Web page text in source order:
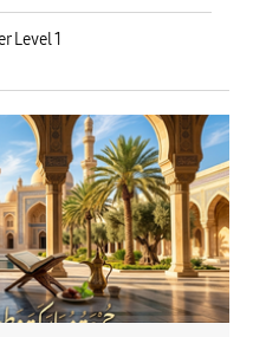
Level 1